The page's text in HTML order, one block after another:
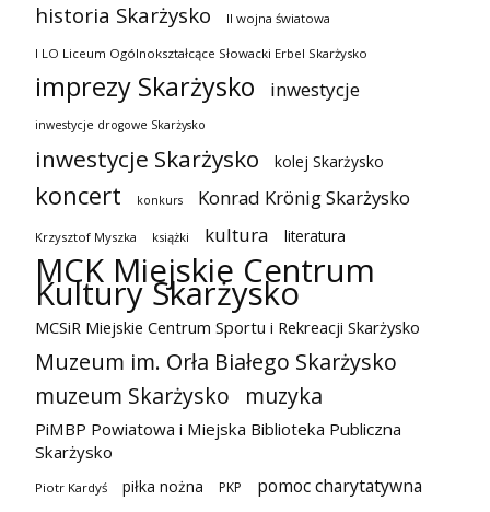
historia Skarżysko II wojna światowa
I LO Liceum Ogólnokształcące Słowacki Erbel Skarżysko
imprezy Skarżysko inwestycje
inwestycje drogowe Skarżysko
inwestycje Skarżysko kolej Skarżysko
koncert konkurs Konrad Krönig Skarżysko
Krzysztof Myszka książki kultura literatura
MCK Miejskie Centrum
Kultury Skarżysko
MCSiR Miejskie Centrum Sportu i Rekreacji Skarżysko
Muzeum im. Orła Białego Skarżysko
muzeum Skarżysko
muzyka
PiMBP Powiatowa i Miejska Biblioteka Publiczna
Skarżysko
Piotr Kardyś piłka nożna PKP
pomoc charytatywna